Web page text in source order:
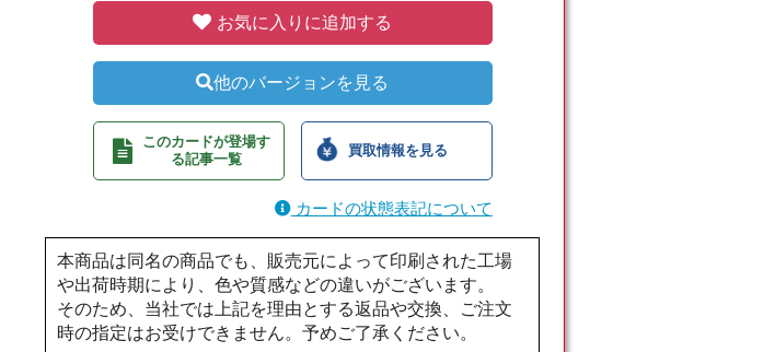
お気に入りに追加する
他のバージョンを見る
このカードが登場す
る記事一覧
買取情報を見る
カードの状態表記について
本商品は同名の商品でも、販売元によって印刷された工場
や出荷時期により、色や質感などの違いがございます。
そのため、当社では上記を理由とする返品や交換、ご注文
時の指定はお受けできません。予めご了承ください。